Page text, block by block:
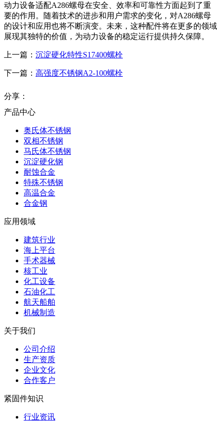
动力设备适配A286螺母在安全、效率和可靠性方面起到了重
要的作用。随着技术的进步和用户需求的变化，对A286螺母
的设计和应用也将不断演变。未来，这种配件将在更多的领域
展现其独特的价值，为动力设备的稳定运行提供持久保障。
上一篇： 沉淀硬化特性S17400螺栓
下一篇： 高强度不锈钢A2-100螺栓
分享：
产品中心
奥氏体不锈钢
双相不锈钢
马氏体不锈钢
沉淀硬化钢
耐蚀合金
特殊不锈钢
高温合金
合金钢
应用领域
建筑行业
海上平台
手术器械
核工业
化工设备
石油化工
航天船舶
机械制造
关于我们
公司介绍
生产资质
企业文化
合作客户
紧固件知识
行业资讯